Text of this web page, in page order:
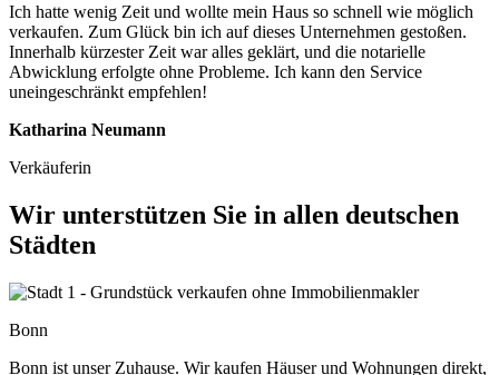
Ich hatte wenig Zeit und wollte mein Haus so schnell wie möglich
verkaufen. Zum Glück bin ich auf dieses Unternehmen gestoßen.
Innerhalb kürzester Zeit war alles geklärt, und die notarielle
Abwicklung erfolgte ohne Probleme. Ich kann den Service
uneingeschränkt empfehlen!
Katharina Neumann
Verkäuferin
Wir unterstützen Sie in allen deutschen
Städten
Bonn
Bonn ist unser Zuhause. Wir kaufen Häuser und Wohnungen direkt,